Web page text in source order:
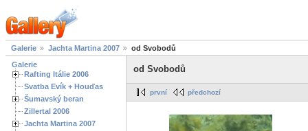
Galerie Jachta Martina 2007
od Svobodů
Galerie
Rafting Itálie 2006
Svatba Evík + Houďas
Šumavský beran
Zillertal 2006
Jachta Martina 2007
od Svobodů
první předchozí